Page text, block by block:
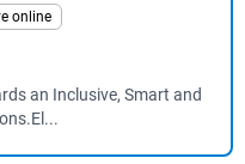
online
an Inclusive, Smart and